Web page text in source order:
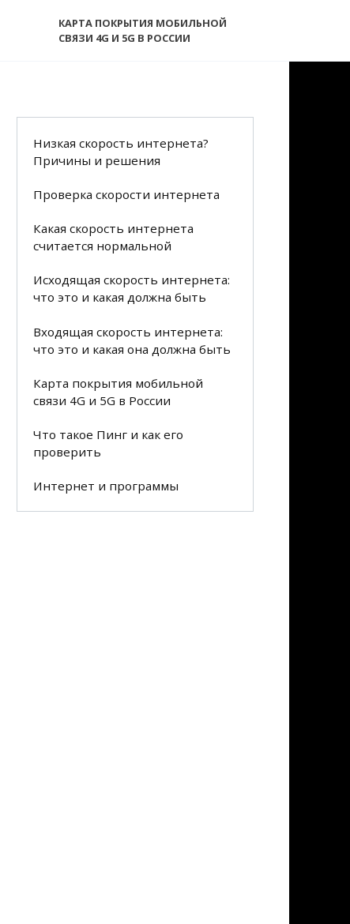
КАРТА ПОКРЫТИЯ МОБИЛЬНОЙ
СВЯЗИ 4G И 5G В РОССИИ
Низкая скорость интернета?
Причины и решения
Проверка скорости интернета
Какая скорость интернета
считается нормальной
Исходящая скорость интернета:
что это и какая должна быть
Входящая скорость интернета:
что это и какая она должна быть
Карта покрытия мобильной
связи 4G и 5G в России
Что такое Пинг и как его
проверить
Интернет и программы